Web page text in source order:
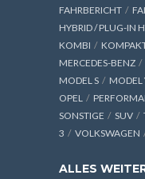
FAHRBERICHT
HYBRID / PLUG-IN
KOMBI
MERCEDES-BENZ
MODEL S
MODEL
OPEL
SONSTIGE
SUV
3
VOLKSWAGEN
ALLES